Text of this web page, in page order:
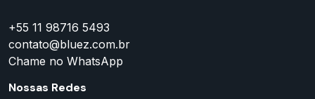
+55 11 98716 5493
contato@bluez.com.br
Chame no WhatsApp
Nossas Redes